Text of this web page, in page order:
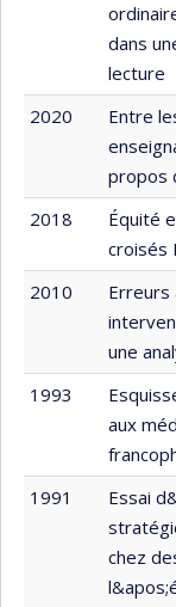
dans
lecture
2020
Entre
propos
2018
Équité
croisés
2010
une
1993
aux
1991
Essai
chez